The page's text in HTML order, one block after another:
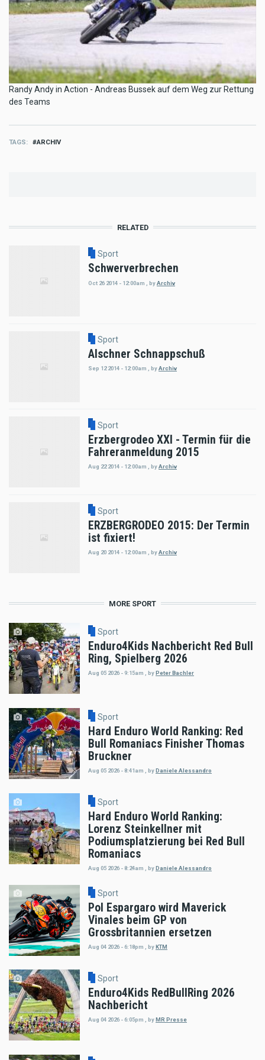
Randy Andy in Action - Andreas Bussek auf dem Weg zur Rettung
des Teams
TAGS ARCHIV
RELATED
Sport
Schwerverbrechen
Oct 26 2014 - 12:00am byArchiv
Sport
Alschner Schnappschuß
Sep 12 2014 - 12:00am , byArchiv
Sport
Erzbergrodeo XXI - Termin für die
Fahreranmeldung 2015
Aug 22 2014 - 12:00am byArchiv
Sport
ERZBERGRODEO 2015: Der Termin
ist fixiert!
Aug 20 2014 - 12:00am byArchiv
MORE SPORT
Sport
Enduro4Kids Nachbericht Red Bull
Ring, Spielberg 2026
Aug 05 2026 - 9:15am , byPeter Bachler
Sport
Hard Enduro World Ranking: Red
Bull Romaniacs Finisher Thomas
Bruckner
Aug 05 2026 - 8:41am byDaniele Alessandro
Sport
Hard Enduro World Ranking:
Lorenz Steinkellner mit
Podiumsplatzierung bei Red Bull
Romaniacs
Aug 05 2026 - 8:24am byDaniele Alessandro
Sport
Pol Espargaro wird Maverick
Vinales beim GP von
Grossbritannien ersetzen
Aug 04 2026 - 6:18pm , by KTM
Sport
Enduro4Kids RedBullRing 2026
Nachbericht
Aug 04 2026 - 6:05pm , byMR Presse